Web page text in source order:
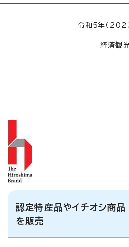
令和5年（
経済観
認定特産品やイチオシ商
を販売